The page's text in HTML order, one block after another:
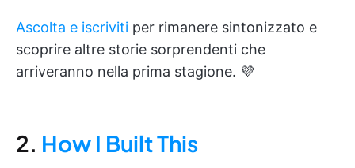
Ascolta e iscriviti per rimanere sintonizzato e
scoprire altre storie sorprendenti che
arriveranno nella prima stagione. 💜
2. How I Built This